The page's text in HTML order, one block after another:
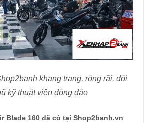
khang trang, rộng rãi, đội
kỹ thuật viên đông đảo
Blade 160 đã có tại Shop2banh.vn